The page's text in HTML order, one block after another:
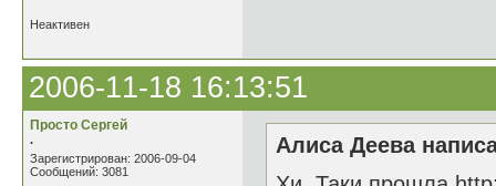
Неактивен
2006-11-18 16:13:51
Просто Сергей
.
Зарегистрирован: 2006-09-04
Сообщений: 3081
Алиса Деева